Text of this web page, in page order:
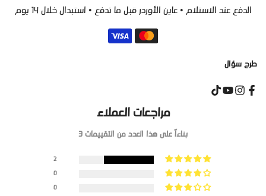
الدفع عند الاستلام • عاين الأوردر قبل ما تدفع • استبدال خلال 14 يوم
طرح سؤال
مراجعات العملاء
بناءاً على هذا العدد من التقييمات 3
2
0
0